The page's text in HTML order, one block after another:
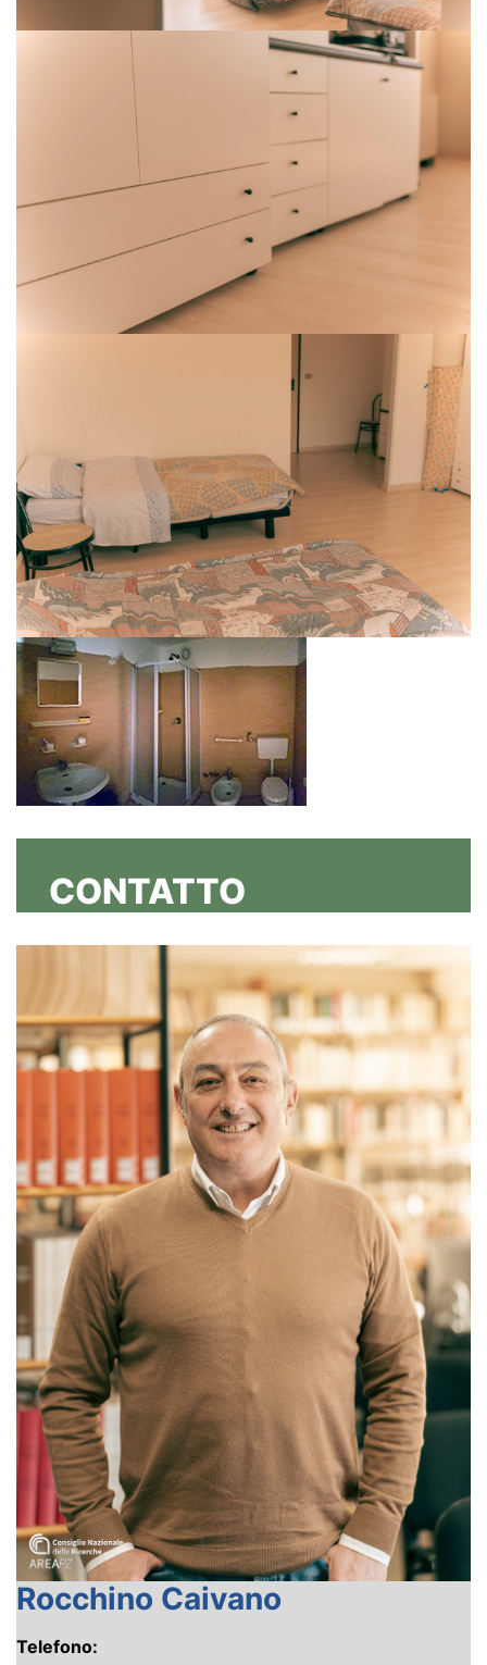
CONTATTO
Rocchino Caivano
Telefono: